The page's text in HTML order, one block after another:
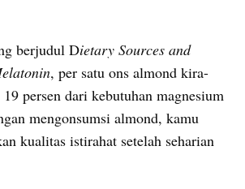
berjudul Dietary Sources
and
, per satu ons almond kira-
persen dari kebutuhan magnesium
mengonsumsi almond, kamu
kualitas istirahat setelah seharian